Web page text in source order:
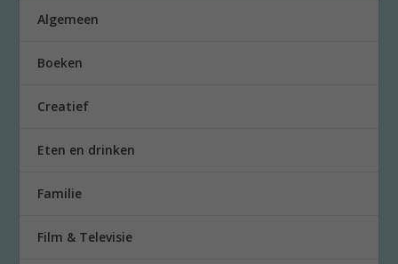
Algemeen
Boeken
Creatief
Eten en drinken
Familie
Film & Televisie